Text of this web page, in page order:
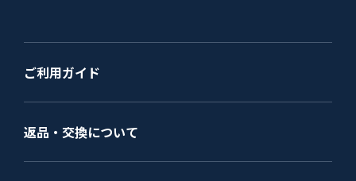
ご利用ガイド
返品・交換について